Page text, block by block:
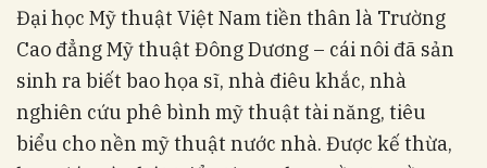
Đại học Mỹ thuật Việt Nam tiền thân là Trường
Cao đẳng Mỹ thuật Đông Dương – cái nôi đã sản
sinh ra biết bao họa sĩ, nhà điêu khắc, nhà
nghiên cứu phê bình mỹ thuật tài năng, tiêu
biểu cho nền mỹ thuật nước nhà. Được kế thừa,